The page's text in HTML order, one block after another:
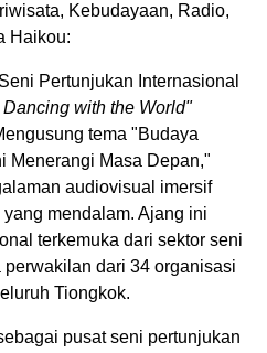
Kebudayaan, Radio,
Haikou:
Pertunjukan Internasional
with the World"
tema "Budaya
Menerangi Masa Depan,"
audiovisual imersif
mendalam. Ajang ini
terkemuka dari sektor seni
dari 34 organisasi
Tiongkok.
pusat seni pertunjukan